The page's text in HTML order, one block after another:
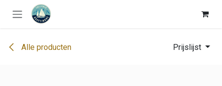
Overslaan naar inhoud
Alle producten Prijslijst